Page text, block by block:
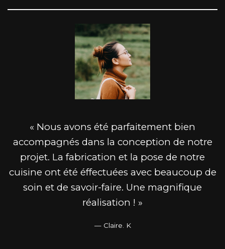
« Nous avons été parfaitement bien
accompagnés dans la conception de notre
projet. La fabrication et la pose de notre
cuisine ont été éffectuées avec beaucoup de
soin et de savoir-faire. Une magnifique
réalisation ! »
— Claire. K